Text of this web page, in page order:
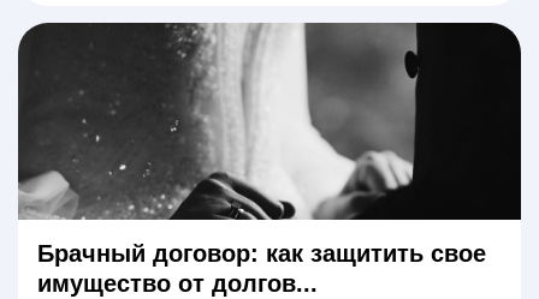
Брачный договор: как защитить свое
имущество от долгов...